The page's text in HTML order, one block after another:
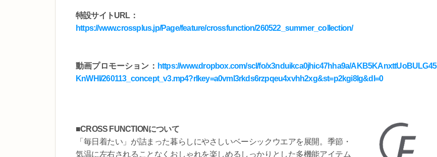
特設サイトURL：
https://www.crossplus.jp/Page/feature/crossfunction/260522_summer_collection/
動画プロモーション： https://www.dropbox.com/scl/fo/x3nduikca0jhic47hha9a/AKB5KAnxttUoBULG45
KnWHI/260113_concept_v3.mp4?rlkey=a0vml3rkds6rzpqeu4xvhh2xg&st=p2kgi8lg&dl=0
■CROSS FUNCTIONについて
「毎日着たい」が詰まった暮らしにやさしいベーシックウエアを展開。季節・
気温に左右されることなくおしゃれを楽しめるしっかりとした多機能アイテム